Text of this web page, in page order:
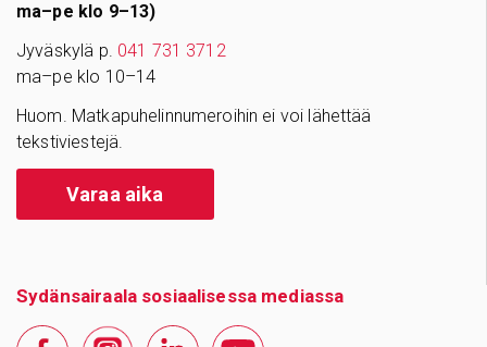
ma–pe klo 9–13)
Jyväskylä p. 041 731 3712
ma–pe klo 10–14
Huom. Matkapuhelinnumeroihin ei voi lähettää
tekstiviestejä.
Varaa aika
Sydänsairaala sosiaalisessa mediassa